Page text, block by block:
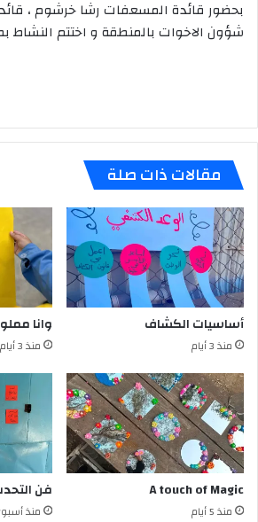
بحضور قائدة المسعفات رشا خرشوم ،
شؤون الاخوات بالمنطقة و اختتم النشاط
مقالات ذات صلة
أساسيات الكشاف
منذ 3 أيام
وانا
منذ 3 أيام
A touch of Magic
منذ 5 أيام
فن
منذ